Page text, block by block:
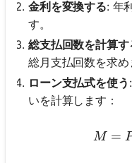
金利を変換する: 年
す。
総支払回数を計算す
総月支払回数を求め
ローン支払式を使う
いを計算します：
M =